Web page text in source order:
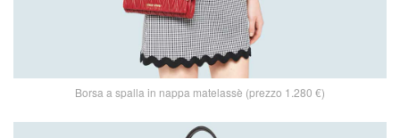
Borsa a spalla in nappa matelassè (prezzo 1.280 €)